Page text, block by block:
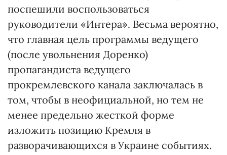
поспешили воспользоваться
руководители «Интера». Весьма вероятно,
что главная цель программы ведущего
(после увольнения Доренко)
пропагандиста ведущего
прокремлевского канала заключалась в
том, чтобы в неофициальной, но тем не
менее предельно жесткой форме
изложить позицию Кремля в
разворачивающихся в Украине событиях.